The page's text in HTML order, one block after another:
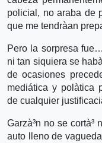
policial, no araba de
que me tendrà­an
Pero la sorpresa
ni tan siquiera se
de ocasiones
mediática y polà­tica
de cualquier
Garzà³n no se cortà³
auto lleno de